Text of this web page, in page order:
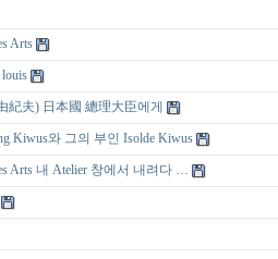
Arts
louis
紀夫) 日本國 總理大臣에게
Kiwus와 그의 부인 Isolde Kiwus
Arts 내 Atelier 창에서 내려다 …